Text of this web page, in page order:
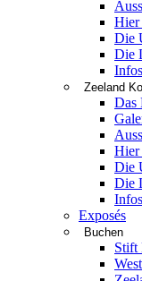
Hier
Die
Die
Zeeland
Das
Hier
Die
Die
Exposés
Buchen
Stift